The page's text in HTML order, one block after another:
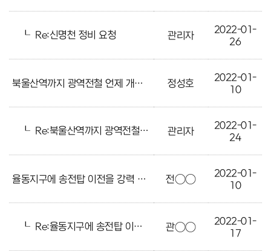
┖ Re:신명천 정비 요청 관리자
2022-01-
26
북울산역까지 광역전철 언제 개통하나요 정성호
2022-01-
10
┖ Re:북울산역까지 광역전철 언제 개통하나요 관리자
2022-01-
24
율동지구에 송전탑 이전을 강력 요청합니다. 전○○
2022-01-
10
┖ Re:율동지구에 송전탑 이전을 강력 요청합니다. 관○○
2022-01-
17